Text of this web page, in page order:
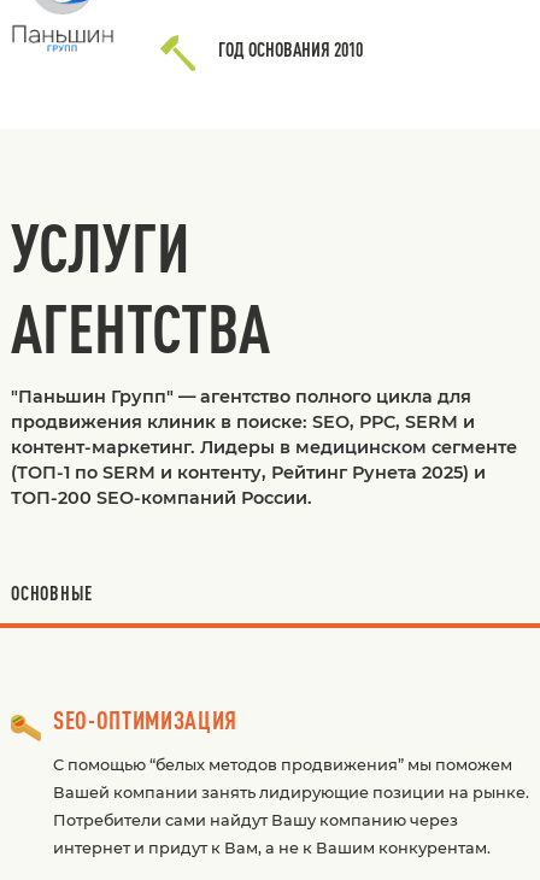
ГОД ОСНОВАНИЯ 2010
УСЛУГИ
АГЕНТСТВА
"Паньшин Групп" — агентство полного цикла для
продвижения клиник в поиске: SEO, PPC, SERM и
контент-маркетинг. Лидеры в медицинском сегменте
(ТОП-1 по SERM и контенту, Рейтинг Рунета 2025) и
ТОП-200 SEO-компаний России.
ОСНОВНЫЕ
SEO-ОПТИМИЗАЦИЯ
С помощью “белых методов продвижения” мы поможем
Вашей компании занять лидирующие позиции на рынке.
Потребители сами найдут Вашу компанию через
интернет и придут к Вам, а не к Вашим конкурентам.